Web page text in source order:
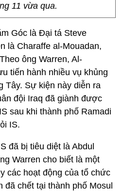
11 vừa qua.
Góc là Đại tá Steve
là Charaffe al-Mouadan,
ông Warren, Al-
tiến hành nhiều vụ khủng
Tây. Sự kiện này diễn ra
đội Iraq đã giành được
sau khi thành phố Ramadi
IS.
đã bị tiêu diệt là Abdul
Warren cho biết là một
các hoạt động của tổ chức
chết tại thành phố Mosul